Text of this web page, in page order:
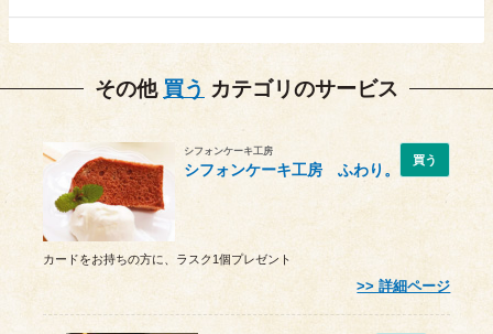
その他 買う カテゴリのサービス
シフォンケーキ工房
シフォンケーキ工房 ふわり。
買う
カードをお持ちの方に、ラスク1個プレゼント
詳細ページ